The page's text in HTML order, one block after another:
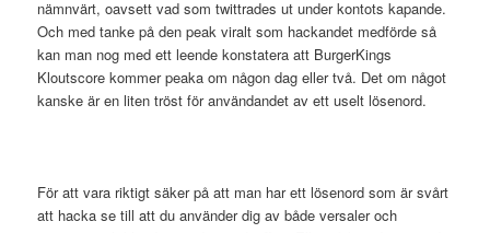
nämnvärt, oavsett vad som twittrades ut under kontots kapande.
Och med tanke på den peak viralt som hackandet medförde så
kan man nog med ett leende konstatera att BurgerKings
Kloutscore kommer peaka om någon dag eller två. Det om något
kanske är en liten tröst för användandet av ett uselt lösenord.
För att vara riktigt säker på att man har ett lösenord som är svårt
att hacka se till att du använder dig av både versaler och